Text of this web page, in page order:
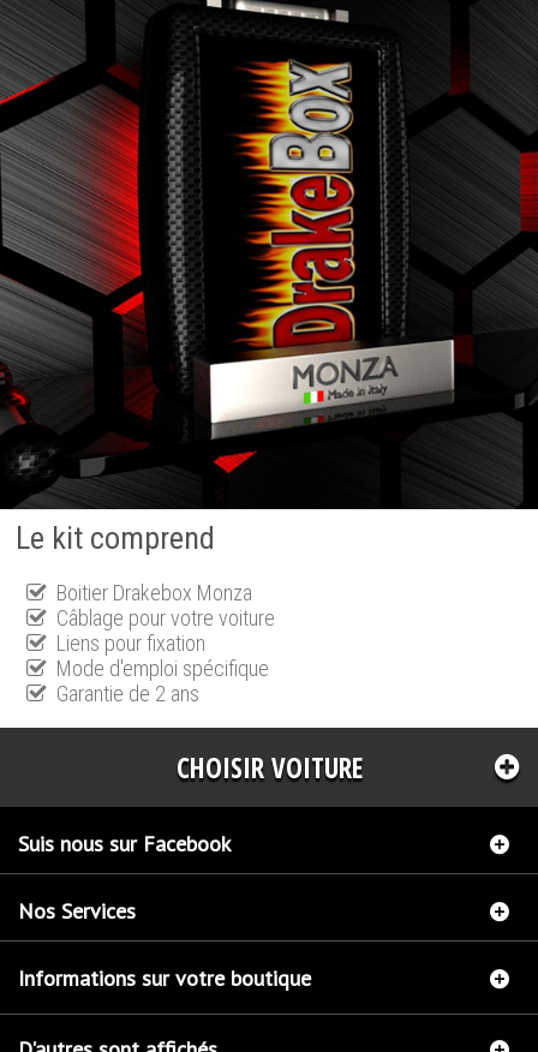
Le kit comprend
Boitier Drakebox Monza
Câblage pour votre voiture
Liens pour fixation
Mode d'emploi spécifique
Garantie de 2 ans
CHOISIR VOITURE
Suis nous sur Facebook
Nos Services
Informations sur votre boutique